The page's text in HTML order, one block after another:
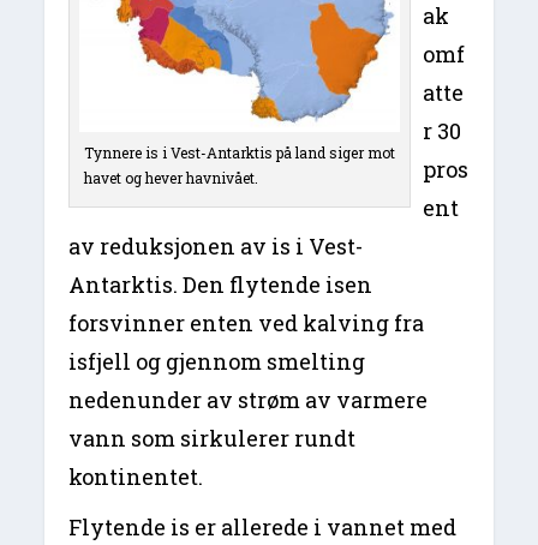
Tynnere is i Vest-Antarktis på land siger mot
havet og hever havnivået.
ak
omf
atte
r 30
pros
ent
av reduksjonen av is i Vest-
Antarktis. Den flytende isen
forsvinner enten ved kalving fra
isfjell og gjennom smelting
nedenunder av strøm av varmere
vann som sirkulerer rundt
kontinentet.
Flytende is er allerede i vannet med